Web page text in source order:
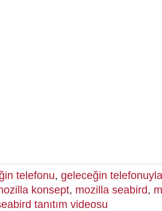
telefonu, geleceğin telefonuyla
konsept, mozilla seabird,
tanıtım videosu